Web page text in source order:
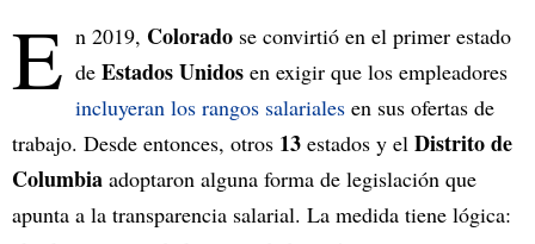
E n 2019, Colorado se convirtió en el primer estado
de Estados Unidos en exigir que los empleadores
incluyeran los rangos salariales en sus ofertas de
trabajo. Desde entonces, otros 13 estados y el Distrito de
Columbia adoptaron alguna forma de legislación que
apunta a la transparencia salarial. La medida tiene lógica: